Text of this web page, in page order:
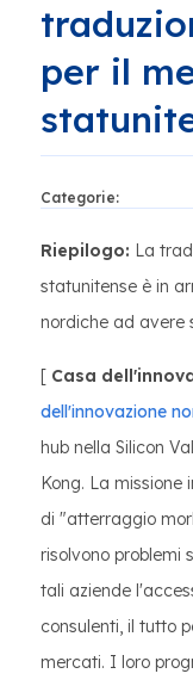
per il
Categorie:
Riepilogo: La
statunitense è in
nordiche ad avere
[ Casa
dell'innovazione
hub nella Silicon
Kong. La
di "atterraggio
risolvono problemi
tali aziende
consulenti, il tutto
mercati. I loro